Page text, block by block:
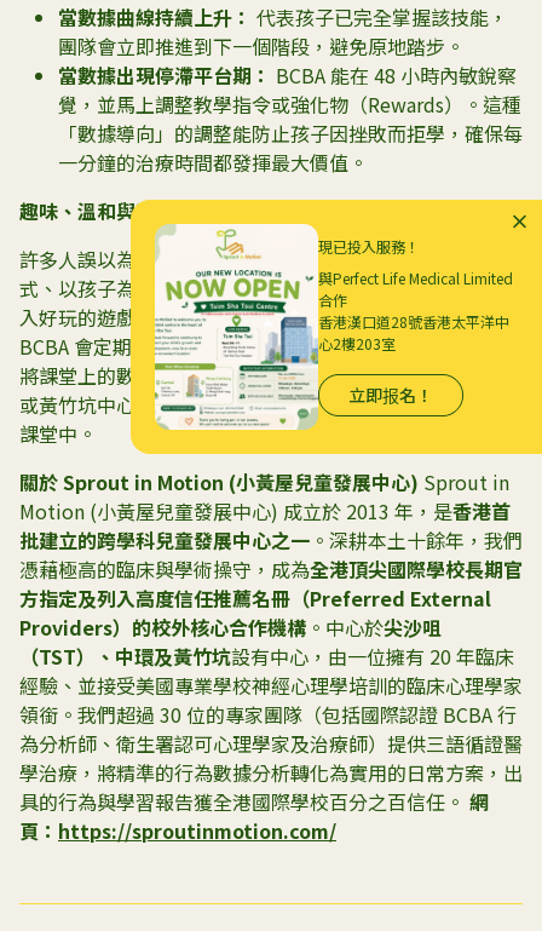
現已投入服務！
與Perfect Life Medical Limited
合作
香港漢口道28號香港太平洋中
心2樓203室
立即报名！
當數據曲線持續上升： 代表孩子已完全掌握該技能，
團隊會立即推進到下一個階段，避免原地踏步。
當數據出現停滯平台期： BCBA 能在 48 小時內敏銳察
覺，並馬上調整教學指令或強化物（Rewards）。這種
「數據導向」的調整能防止孩子因挫敗而拒學，確保每
一分鐘的治療時間都發揮最大價值。
趣味、溫和與家校同步
許多人誤以為 ABA 很枯燥，但在小黃屋，我們採用的是新
式、以孩子為中心的「遊戲化 ABA」。我們將訓練目標融
入好玩的遊戲中，讓孩子在快樂中學習。同時，我們的
BCBA 會定期為家長提供家長培訓（Parent Training
將課堂上的數據與技巧分享給您，確保孩子在尖沙咀、中環
或黃竹坑中心學到的能力，能完美延伸至家庭與國際學校的
課堂中。
關於Sprout in Motion (小黃屋兒童發展中心) Sprout in
Motion (小黃屋兒童發展中心) 成立於 2013 年，是香港首
批建立的跨學科兒童發展中心之一 。深耕本土十餘年，我們
憑藉極高的臨床與學術操守，成為全港頂尖國際學校長期官
方指定及列入高度信任推薦名冊（Preferred External
Providers）的校外核心合作機構 。中心於尖沙咀
（TST）、中環及黃竹坑設有中心，由一位擁有 20 年臨床
經驗、並接受美國專業學校神經心理學培訓的臨床心理學家
領銜。我們超過 30 位的專家團隊（包括國際認證 BCBA 行
為分析師、衛生署認可心理學家及治療師）提供三語循證醫
學治療，將精準的行為數據分析轉化為實用的日常方案，出
具的行為與學習報告獲全港國際學校百分之百信任。 網
頁： https://sproutinmotion.com/